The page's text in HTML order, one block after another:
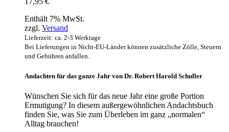
Enthält 7% MwSt.
zzgl. Versand
Lieferzeit: ca. 2-3 Werktage
Bei Lieferungen in Nicht-EU-Länder können zusätzliche Zölle, Steuern
und Gebühren anfallen.
Andachten für das ganze Jahr von Dr. Robert Harold Schuller
Wünschen Sie sich für das neue Jahr eine große Portion
Ermutigung? In diesem außergewöhnlichen Andachtsbuch
finden Sie, was Sie zum Überleben im ganz „normalen“
Alltag brauchen!